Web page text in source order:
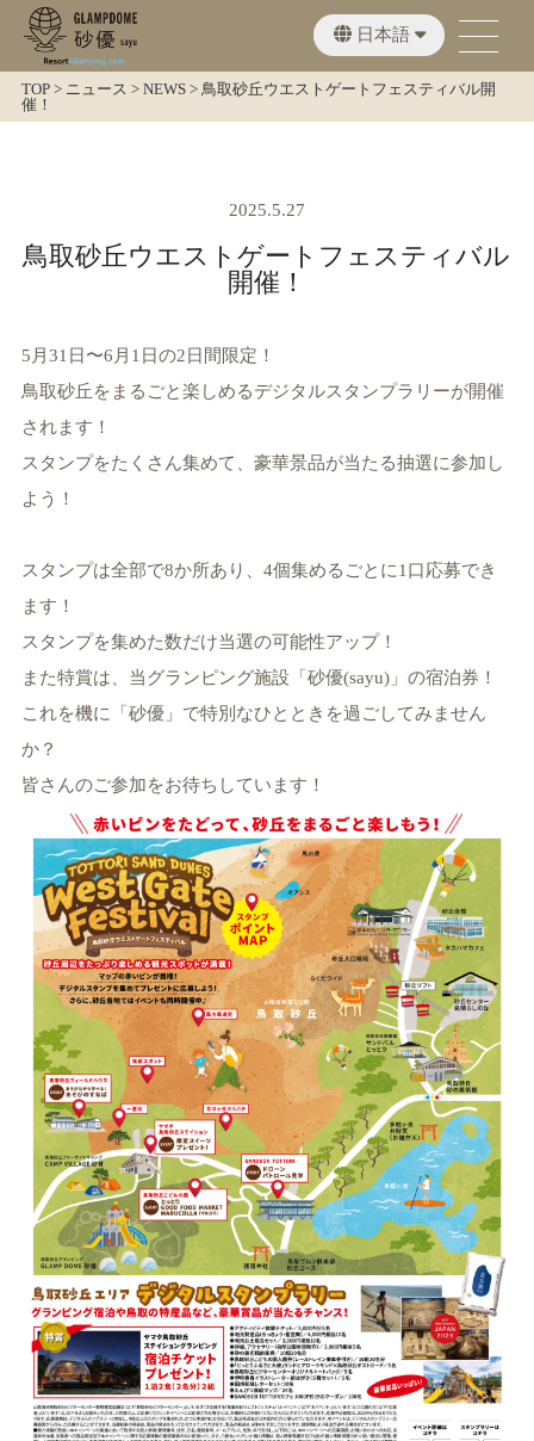
日本語
English
繁體中文
TOP > ニュース >NEWS >鳥取砂丘ウエストゲートフェスティバル開
催！
2025.5.27
鳥取砂丘ウエストゲートフェスティバル
開催！
5月31日〜6月1日の2日間限定！
鳥取砂丘をまるごと楽しめるデジタルスタンプラリーが開催
されます！
スタンプをたくさん集めて、豪華景品が当たる抽選に参加し
よう！
スタンプは全部で8か所あり、4個集めるごとに1口応募でき
ます！
スタンプを集めた数だけ当選の可能性アップ！
また特賞は、当グランピング施設「砂優(sayu)」の宿泊券 ！
これを機に「砂優」で特別なひとときを過ごしてみません
か？
皆さんのご参加をお待ちしています！